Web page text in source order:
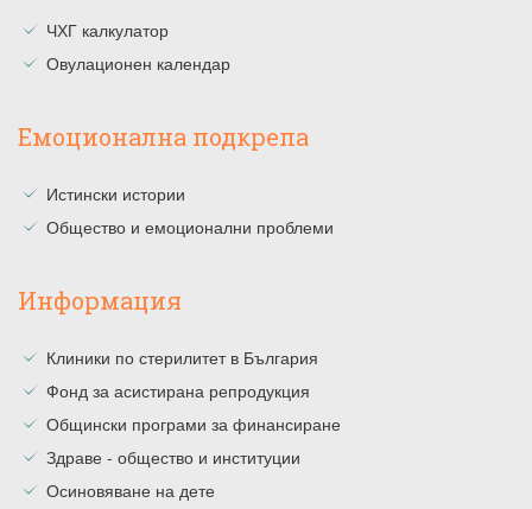
ЧХГ калкулатор
Овулационен календар
Емоционална подкрепа
Истински истории
Общество и емоционални проблеми
Информация
Клиники по стерилитет в България
Фонд за асистирана репродукция
Общински програми за финансиране
Здраве - общество и институции
Осиновяване на дете